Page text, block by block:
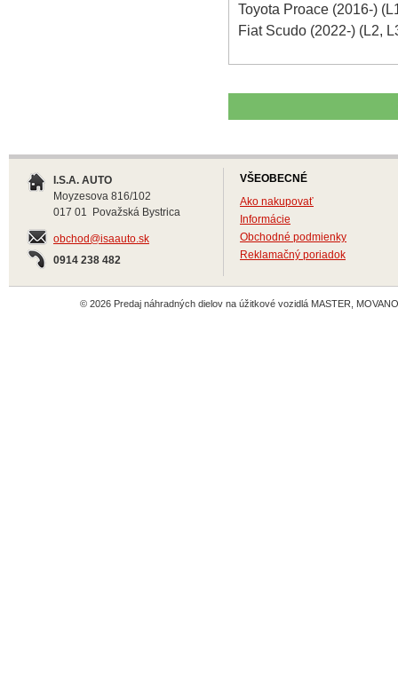
Toyota Proace (2016-)
Fiat Scudo (2022-) (L2,
I.S.A. AUTO
Moyzesova 816/102
017 01 Považská Bystrica
obchod@isaauto.sk
0914 238 482
VŠEOBECNÉ
Ako nakupovať
Informácie
Obchodné podmienky
Reklamačný poriadok
© 2026 Predaj náhradných dielov na úžitkové vozidlá MASTER,